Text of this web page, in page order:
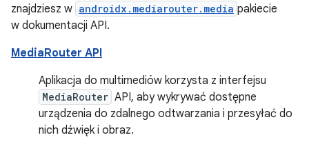
znajdziesz w androidx.mediarouter.media pakiecie
w dokumentacji API.
MediaRouter API
Aplikacja do multimediów korzysta z interfejsu
MediaRouter API, aby wykrywać dostępne
urządzenia do zdalnego odtwarzania i przesyłać do
nich dźwięk i obraz.